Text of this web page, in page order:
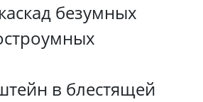
безумных
в блестящей